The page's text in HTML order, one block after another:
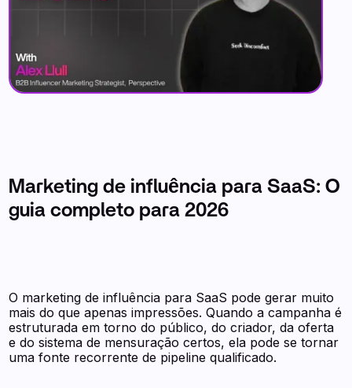
Marketing de influência para SaaS: O
guia completo para 2026
O marketing de influência para SaaS pode gerar muito
mais do que apenas impressões. Quando a campanha é
estruturada em torno do público, do criador, da oferta
e do sistema de mensuração certos, ela pode se tornar
uma fonte recorrente de pipeline qualificado.